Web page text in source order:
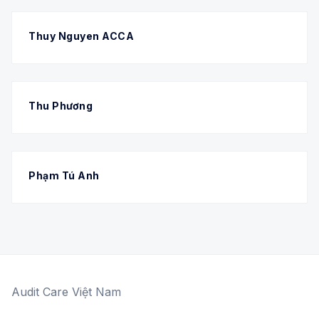
Thuy Nguyen ACCA
Thu Phương
Phạm Tú Anh
Audit Care Việt Nam